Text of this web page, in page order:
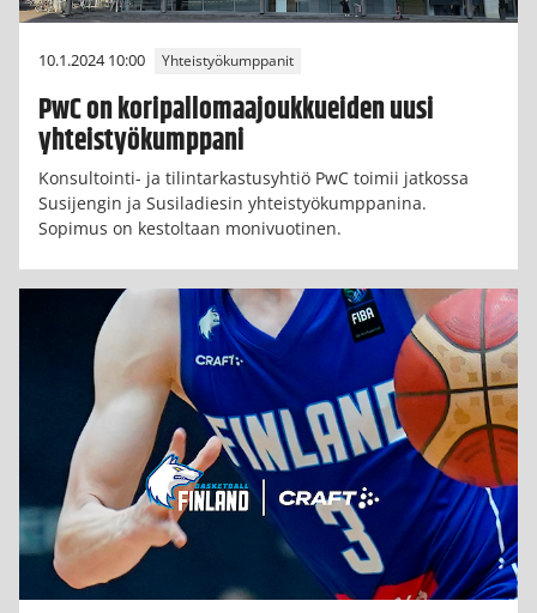
10.1.2024 10:00 Yhteistyökumppanit
PwC on koripallomaajoukkueiden uusi
yhteistyökumppani
Konsultointi- ja tilintarkastusyhtiö PwC toimii jatkossa
Susijengin ja Susiladiesin yhteistyökumppanina.
Sopimus on kestoltaan monivuotinen.